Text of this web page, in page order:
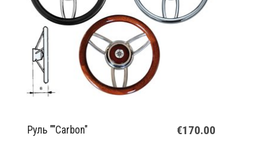
Руль ""Carbon" €170.00